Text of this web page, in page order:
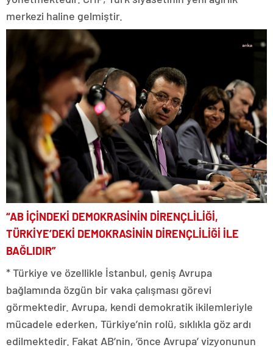
merkezi haline gelmiştir.
“AB İÇİNDEKİ DEMOKRASİNİN DİRENÇLİLİĞİ,
TÜRKİYE’DEKİ DEMOKRASİNİN DİRENÇLİLİĞİ İLE
BAĞLIDIR”
* Türkiye ve özellikle İstanbul, geniş Avrupa
bağlamında özgün bir vaka çalışması görevi
görmektedir. Avrupa, kendi demokratik ikilemleriyle
mücadele ederken, Türkiye’nin rolü, sıklıkla göz ardı
edilmektedir. Fakat AB’nin, ‘önce Avrupa’ vizyonunun